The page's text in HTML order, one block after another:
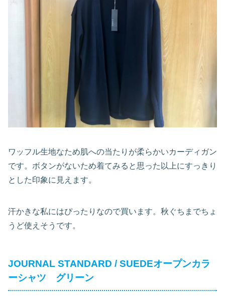
ワッフル生地なため肌への当たりが柔らかいカーディガン
です。ボタンがないため着てみると思った以上にすっきり
とした印象に見えます。
汗かきな私にはぴったりなので買います。秋ぐちまでちょ
うど使えそうです。
JOURNAL STANDARD / SUEDEオープンカラ
ーシャツ グリーン